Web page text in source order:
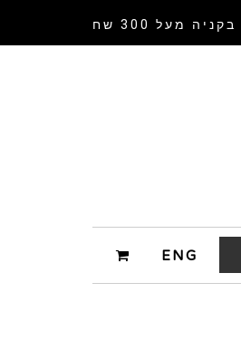
בקניה מעל 300 שח
ENG